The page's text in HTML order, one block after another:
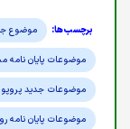
موضوع
موضوعات پایان نامه
موضوعات جدید
موضوعات پایان نامه